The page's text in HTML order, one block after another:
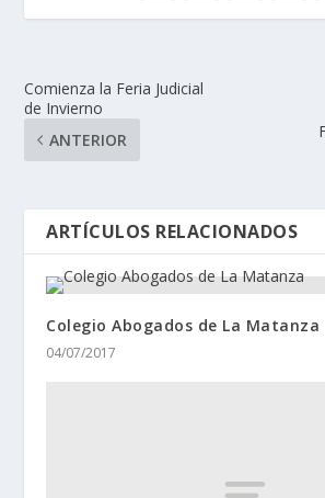
Comienza la Feria Judicial
de Invierno
ANTERIOR
ARTÍCULOS RELACIONADOS
Colegio Abogados de La Matanza
04/07/2017